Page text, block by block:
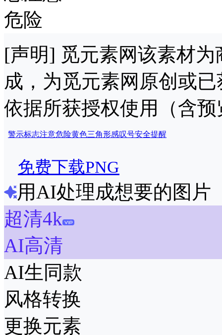
[声明] 觅元素网该素材
成，为觅元素网原创或
依据所获授权使用（含
警示标志注意危险黄色三角形感叹号安全提醒
免费下载PNG
用AI处理成想要的图片
超清4k
AI高清
AI生同款
风格转换
更换元素